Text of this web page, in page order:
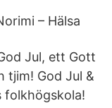
– Hälsa
Jul, ett Gott
tjim! God Jul &
folkhögskola!